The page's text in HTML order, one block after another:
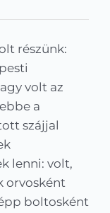
részünk:
volt az
a
szájjal
lenni: volt,
orvosként
boltosként